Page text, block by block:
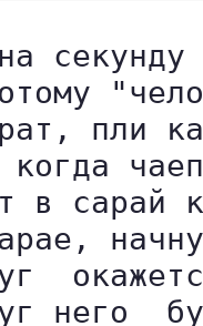
пли
в сарай
него